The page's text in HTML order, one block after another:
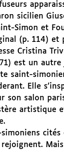
sicilien
Simon et
(p. 114) et
Cristina
est un
saint-
Elle
son salon
artistique
cités